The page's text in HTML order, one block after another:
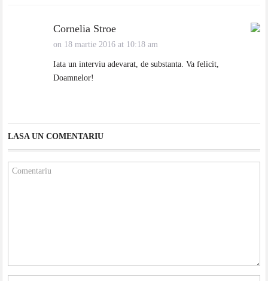
Cornelia Stroe
on 18 martie 2016 at 10:18 am
Iata un interviu adevarat, de substanta. Va felicit,
Doamnelor!
LASA UN COMENTARIU